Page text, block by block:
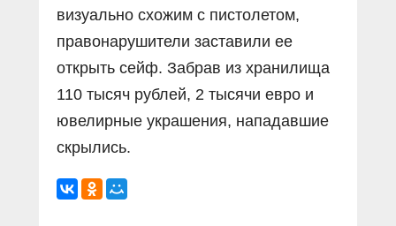
визуально схожим с пистолетом,
правонарушители заставили ее
открыть сейф. Забрав из хранилища
110 тысяч рублей, 2 тысячи евро и
ювелирные украшения, нападавшие
скрылись.